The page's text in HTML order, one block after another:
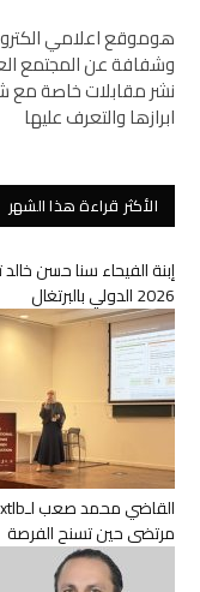
هوموقع اعلامي
وشفافة عن المجتمع
نشر مقابلات خاصة مع
ابرازها والتعرف عليها
الأكثر قراءة هذا الشهر
2026 الدولي بالبرتغال
مرتضى حين تسنح الفرصة